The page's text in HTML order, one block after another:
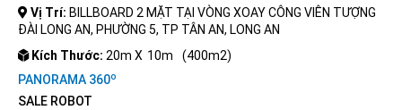
Vị Trí: BILLBOARD 2 MẶT TẠI VÒNG XOAY CÔNG VIÊN TƯỢNG
ĐÀI LONG AN, PHƯỜNG 5, TP TÂN AN, LONG AN
Kích Thước: 20m X 10m
(400m2)
PANORAMA 360o
SALE ROBOT